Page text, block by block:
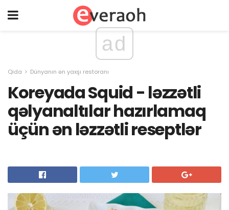
ad
Qida Dünyanın ən yaxşı restoranı
Koreyada Squid - ləzzətli
qəlyanaltılar hazırlamaq
üçün ən ləzzətli reseptlər